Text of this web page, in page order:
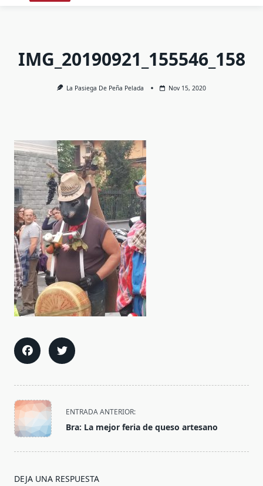
IMG_20190921_155546_158
La Pasiega De Peña Pelada Nov 15, 2020
<span
class="nav-
subtitle
screen-
text">Página</span>
ENTRADA ANTERIOR:
Bra: La mejor feria de queso artesano
DEJA UNA RESPUESTA